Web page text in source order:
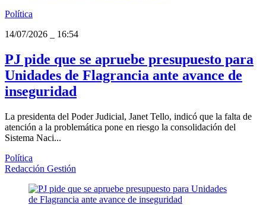
Política
14/07/2026
16:54
PJ pide que se apruebe presupuesto para
Unidades de Flagrancia ante avance de
inseguridad
La presidenta del Poder Judicial, Janet Tello, indicó que la falta de
atención a la problemática pone en riesgo la consolidación del
Sistema Naci...
Política
Redacción Gestión